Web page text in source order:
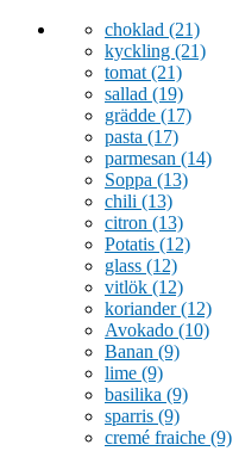
choklad (21)
kyckling (21)
tomat (21)
sallad (19)
grädde (17)
pasta (17)
parmesan (14)
Soppa (13)
chili (13)
citron (13)
Potatis (12)
glass (12)
vitlök (12)
koriander(12)
Avokado (10)
Banan (9)
lime (9)
basilika (9)
sparris (9)
cremé fraiche (9)